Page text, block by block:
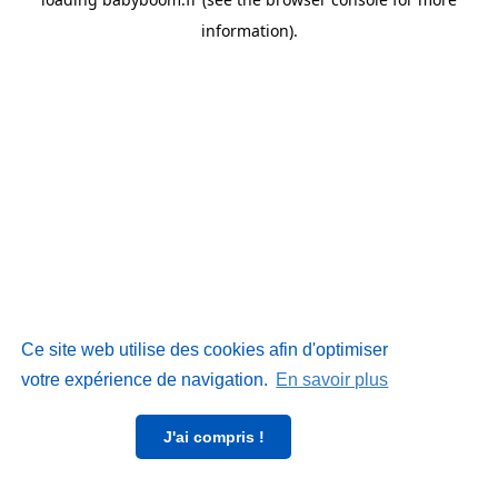
Ce site web utilise des cookies afin d'optimiser
votre expérience de navigation. En savoir plus
J'ai compris !
information).